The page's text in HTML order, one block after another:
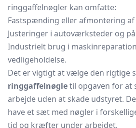
ringgaffelnøgler kan omfatte:
Fastspænding eller afmontering
Justeringer i autoværksteder og på
Industrielt brug i
vedligeholdelse.
Det er vigtigt at vælge den rigtige
ringgaffelnøgletil opgaven for at
arbejde uden at skade udstyret.
have et sæt med nøgler i
tid og kræfter under arbejdet.